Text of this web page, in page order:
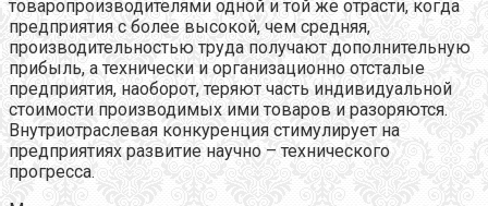
товаропроизводителями одной и той же отрасти, когда
предприятия с более высокой, чем средняя,
производительностью труда получают дополнительную
прибыль, а технически и организационно отсталые
предприятия, наоборот, теряют часть индивидуальной
стоимости производимых ими товаров и разоряются.
Внутриотраслевая конкуренция стимулирует на
предприятиях развитие научно – технического
прогресса.